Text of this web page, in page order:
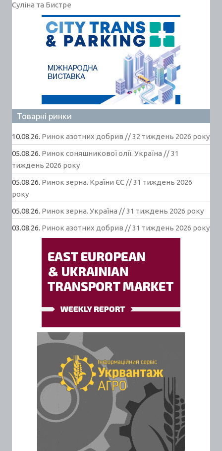
Суліна та Бистре
Товарні ринки
10.08.26. Ринок азотних добрив // 32 тиждень 2026 року
05.08.26. Ринок соняшникової олії. Україна // 31
тиждень 2026 року
05.08.26. Ринок зерна. Країни ЄС // 31 тиждень 2026
року
05.08.26. Ринок зерна. Україна // 31 тиждень 2026 року
03.08.26. Ринок азотних добрив // 31 тиждень 2026 року